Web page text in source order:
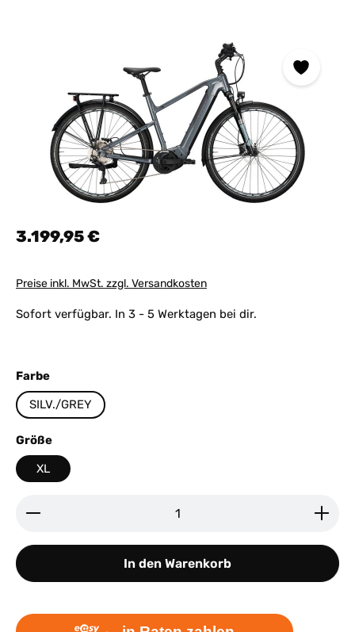
Regulärer Preis:
3.199,95 €
Preise inkl. MwSt. zzgl. Versandkosten
Sofort verfügbar. In 3 - 5 Werktagen bei dir.
Farbeauswählen
SILV./GREY
Größeauswählen
XL
Produkt Anzahl: Gib den gewünschten Wert ein
In den Warenkorb